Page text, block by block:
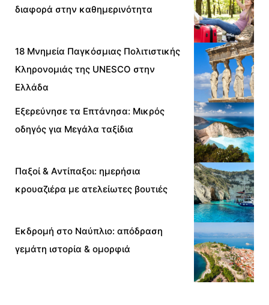
διαφορά στην καθημερινότητα
18 Μνημεία Παγκόσμιας Πολιτιστικής
Κληρονομιάς της UNESCO στην
Ελλάδα
Εξερεύνησε τα Επτάνησα: Μικρός
οδηγός για Μεγάλα ταξίδια
Παξοί & Αντίπαξοι: ημερήσια
κρουαζιέρα με ατελείωτες βουτιές
Εκδρομή στο Ναύπλιο: απόδραση
γεμάτη ιστορία & ομορφιά